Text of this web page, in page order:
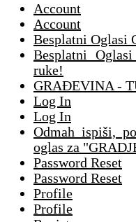
Account
Account
Besplatni Oglasi
Besplatni
ruke!
GRAĐEVINA -
Log In
Log In
Odmah ispiši,
oglas za
Password Reset
Password Reset
Profile
Profile